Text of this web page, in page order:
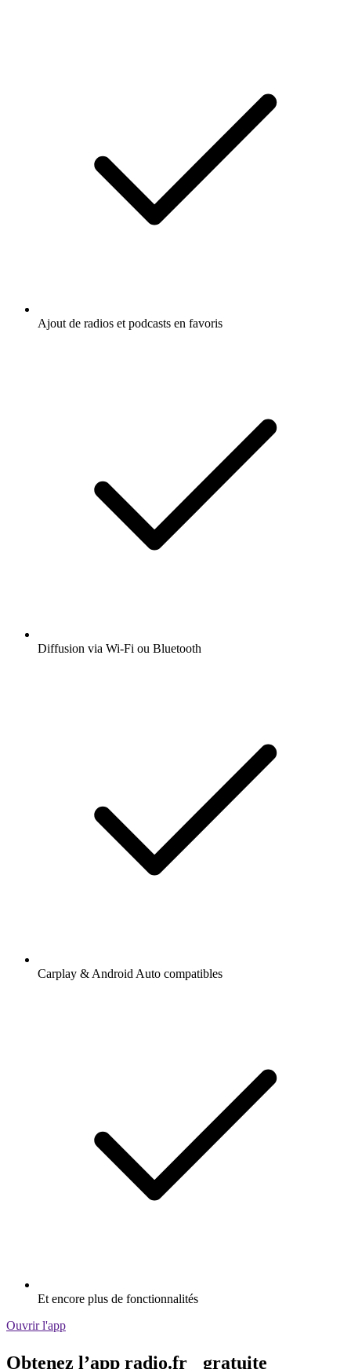
Ajout de radios et podcasts en favoris
Diffusion via Wi-Fi ou Bluetooth
Carplay & Android Auto compatibles
Et encore plus de fonctionnalités
Ouvrir l'app
Obtenez l’app radio.fr gratuite